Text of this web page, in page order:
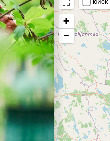
+
−
Поиск